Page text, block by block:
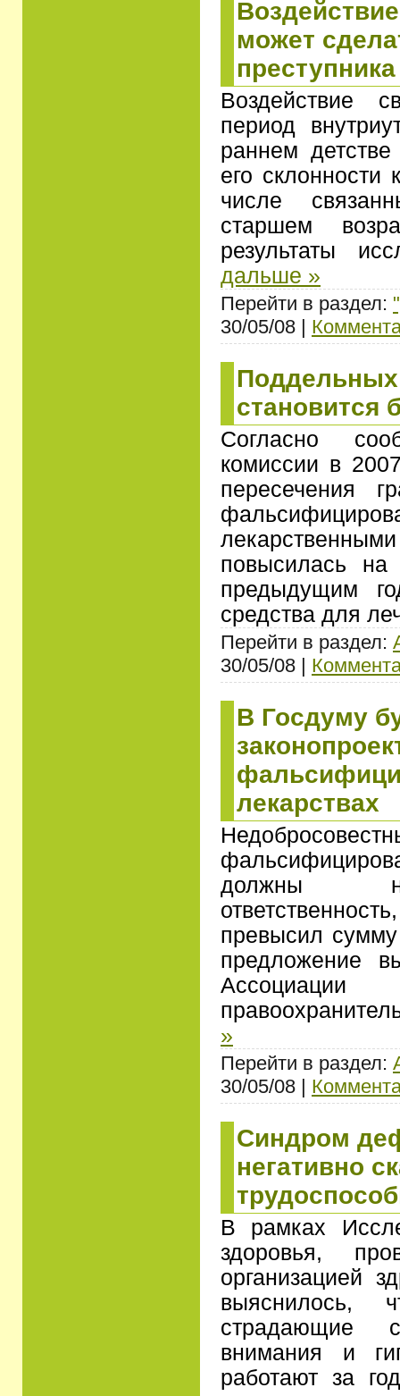
может
преступника
Воздействие
период
раннем
его склонности
числе
старшем
результаты
дальше »
Перейти в раздел:
30/05/08 |
Поддельных
становится
Согласно
комиссии в
пересечения
повысилась
предыдущим
средства для
Перейти в раздел:
30/05/08 |
В Госдуму
лекарствах
должны
превысил
предложение
»
Перейти в раздел:
30/05/08 |
Синдром
негативно
В рамках
здоровья,
организацией
выяснилось,
страдающие
внимания и
работают за